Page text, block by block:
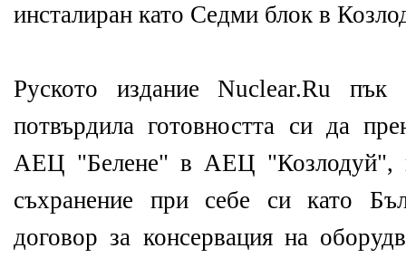
инсталиран като Седми блок в
Руското издание Nuclear.Ru
потвърдила готовността си да
АЕЦ "Белене" в АЕЦ "Козлодуй",
съхранение при себе си като
договор за консервация на